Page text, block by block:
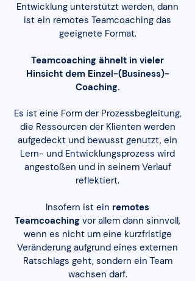
Entwicklung unterstützt werden, dann
ist ein remotes Teamcoaching das
geeignete Format.
Teamcoaching ähnelt in vieler
Hinsicht dem Einzel-(Business)-
Coaching.
Es ist eine Form der Prozessbegleitung,
die Ressourcen der Klienten werden
aufgedeckt und bewusst genutzt, ein
Lern- und Entwicklungsprozess wird
angestoßen und in seinem Verlauf
reflektiert.
Insofern ist ein remotes
Teamcoaching vor allem dann sinnvoll,
wenn es nicht um eine kurzfristige
Veränderung aufgrund eines externen
Ratschlags geht, sondern ein Team
wachsen darf.